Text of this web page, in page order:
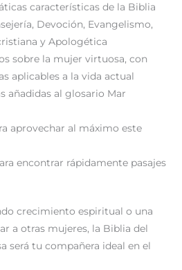
características de la Biblia
Devoción, Evangelismo,
y Apologética
sobre la mujer virtuosa, con
aplicables a la vida actual
añadidas al glosario Mar
aprovechar al máximo este
encontrar rápidamente pasajes
crecimiento espiritual o una
a otras mujeres, la Biblia del
será tu compañera ideal en el